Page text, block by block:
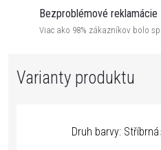
Bezproblémové reklamácie
Viac ako 98% zákazníkov bolo
Druh barvy: Stříbrná